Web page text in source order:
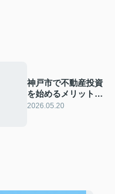
神戸市で不動産投資
を始めるメリット
は？区別のおすすめ
2026.05.20